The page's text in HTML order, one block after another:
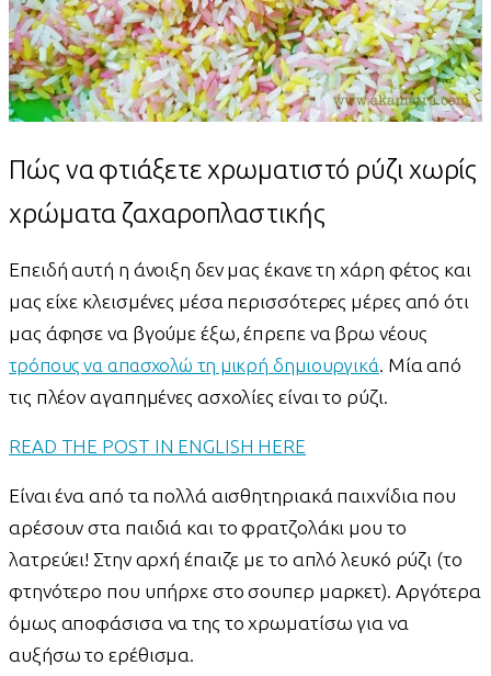
Πώς να φτιάξετε χρωματιστό ρύζι χωρίς
χρώματα ζαχαροπλαστικής
Επειδή αυτή η άνοιξη δεν μας έκανε τη χάρη φέτος και
μας είχε κλεισμένες μέσα περισσότερες μέρες από ότι
μας άφησε να βγούμε έξω, έπρεπε να βρω νέους
τρόπους να απασχολώ τη μικρή δημιουργικά. Μία από
τις πλέον αγαπημένες ασχολίες είναι το ρύζι.
READ THE POST IN ENGLISH HERE
Είναι ένα από τα πολλά αισθητηριακά παιχνίδια που
αρέσουν στα παιδιά και το φρατζολάκι μου το
λατρεύει! Στην αρχή έπαιζε με το απλό λευκό ρύζι (το
φτηνότερο που υπήρχε στο σουπερ μαρκετ). Αργότερα
όμως αποφάσισα να της το χρωματίσω για να
αυξήσω το ερέθισμα.